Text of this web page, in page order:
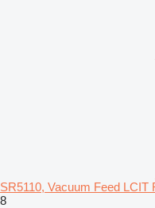
SR5110, Vacuum Feed LCIT
8